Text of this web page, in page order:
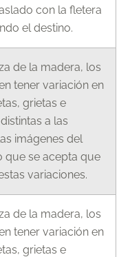
con la fletera
el destino.
de la madera, los
tener variación en
grietas e
a las
imágenes del
que se acepta que
variaciones.
de la madera, los
tener variación en
grietas e